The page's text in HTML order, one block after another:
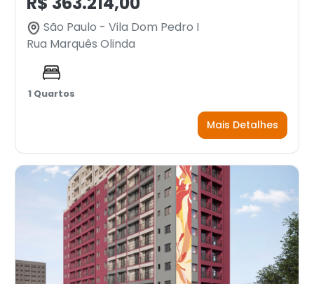
São Paulo - Vila Dom Pedro I
Rua Marquês Olinda
1 Quartos
Mais Detalhes